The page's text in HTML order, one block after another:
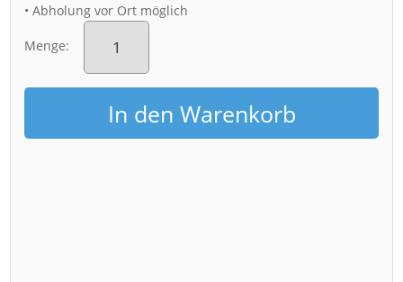
• Abholung vor Ort möglich
Menge:
Fotoabzug
(00328)
in
der
Bastei
MengeIn den Warenkorb